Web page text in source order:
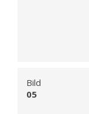
Bild
05